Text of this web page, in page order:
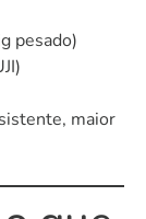
pesado)
maior